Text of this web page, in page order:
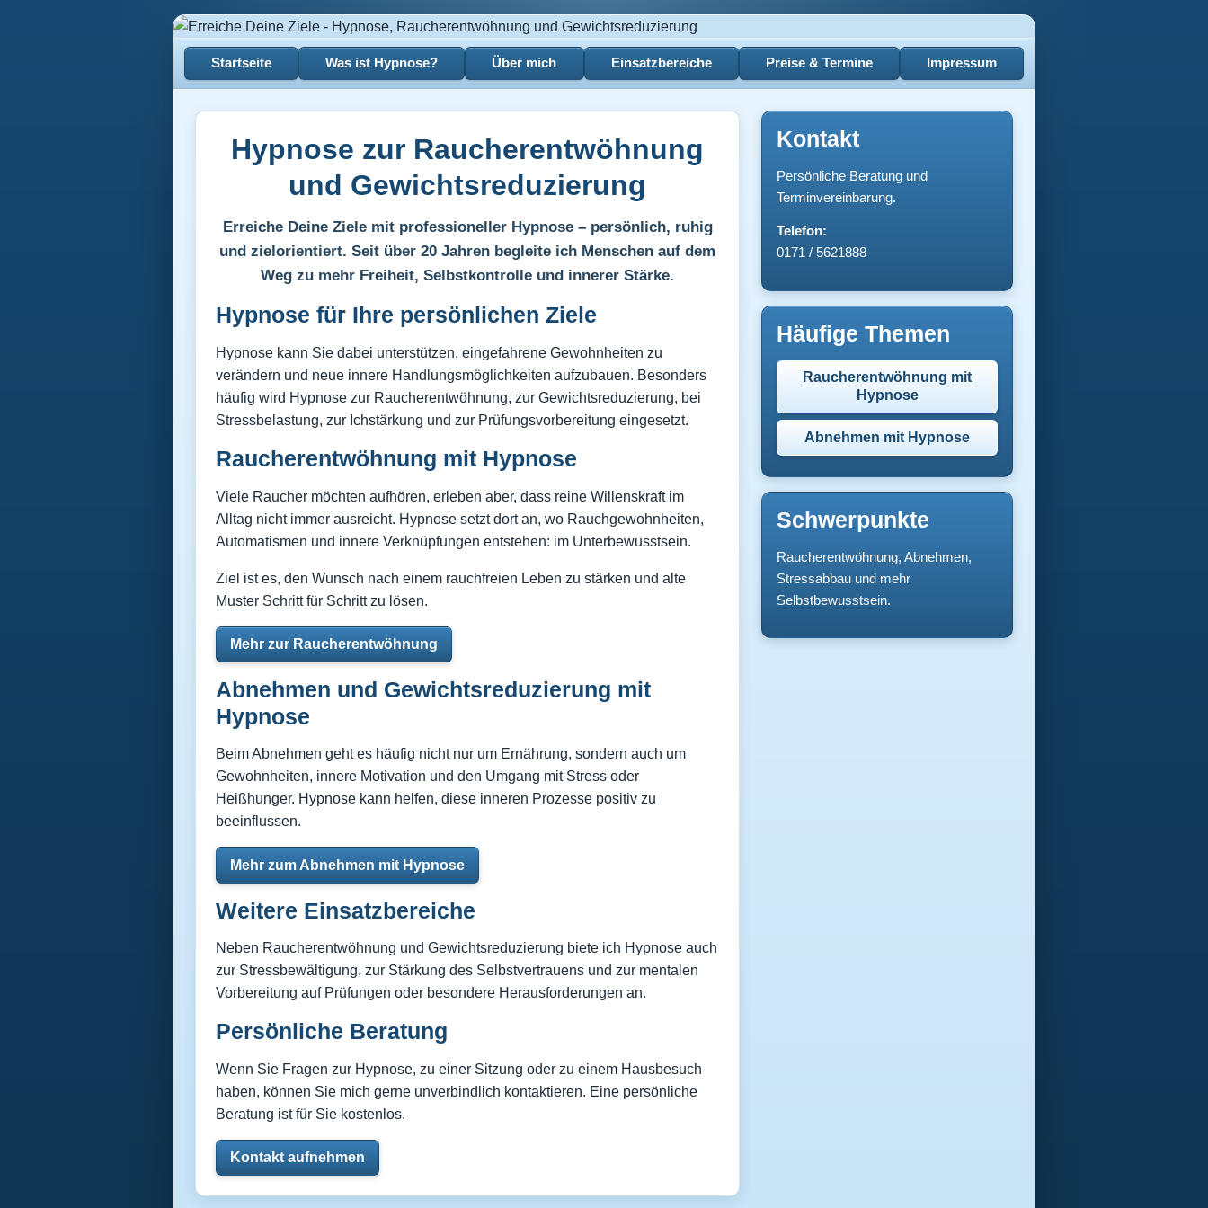
Startseite Was ist Hypnose? Über mich Einsatzbereiche Preise & Termine Impressum
Hypnose zur Raucherentwöhnung
und Gewichtsreduzierung
Erreiche Deine Ziele mit professioneller Hypnose – persönlich, ruhig
und zielorientiert. Seit über 20 Jahren begleite ich Menschen auf dem
Weg zu mehr Freiheit, Selbstkontrolle und innerer Stärke.
Hypnose für Ihre persönlichen Ziele
Hypnose kann Sie dabei unterstützen, eingefahrene Gewohnheiten zu
verändern und neue innere Handlungsmöglichkeiten aufzubauen. Besonders
häufig wird Hypnose zur Raucherentwöhnung, zur Gewichtsreduzierung, bei
Stressbelastung, zur Ichstärkung und zur Prüfungsvorbereitung eingesetzt.
Raucherentwöhnung mit Hypnose
Viele Raucher möchten aufhören, erleben aber, dass reine Willenskraft im
Alltag nicht immer ausreicht. Hypnose setzt dort an, wo Rauchgewohnheiten,
Automatismen und innere Verknüpfungen entstehen: im Unterbewusstsein.
Ziel ist es, den Wunsch nach einem rauchfreien Leben zu stärken und alte
Muster Schritt für Schritt zu lösen.
Mehr zur Raucherentwöhnung
Abnehmen und Gewichtsreduzierung mit
Hypnose
Beim Abnehmen geht es häufig nicht nur um Ernährung, sondern auch um
Gewohnheiten, innere Motivation und den Umgang mit Stress oder
Heißhunger. Hypnose kann helfen, diese inneren Prozesse positiv zu
beeinflussen.
Mehr zum Abnehmen mit Hypnose
Weitere Einsatzbereiche
Neben Raucherentwöhnung und Gewichtsreduzierung biete ich Hypnose auch
zur Stressbewältigung, zur Stärkung des Selbstvertrauens und zur mentalen
Vorbereitung auf Prüfungen oder besondere Herausforderungen an.
Persönliche Beratung
Wenn Sie Fragen zur Hypnose, zu einer Sitzung oder zu einem Hausbesuch
haben, können Sie mich gerne unverbindlich kontaktieren. Eine persönliche
Beratung ist für Sie kostenlos.
Kontakt aufnehmen
Kontakt
Persönliche Beratung und
Terminvereinbarung.
Telefon:
0171 / 5621888
Häufige Themen
Raucherentwöhnung mit
Hypnose
Abnehmen mit Hypnose
Schwerpunkte
Raucherentwöhnung, Abnehmen,
Stressabbau und mehr
Selbstbewusstsein.